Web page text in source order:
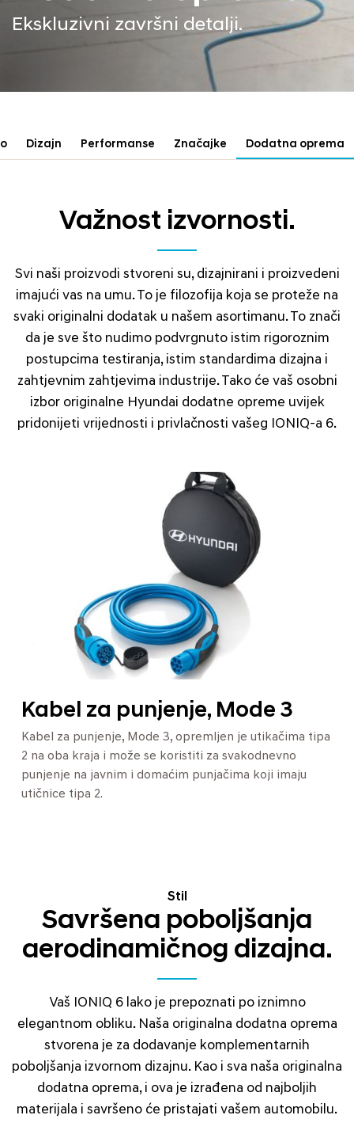
Ekskluzivni završni detalji.
Dizajn Performanse Značajke Dodatna oprema
Važnost izvornosti.
Svi naši proizvodi stvoreni su, dizajnirani i proizvedeni
imajući vas na umu. To je filozofija koja se proteže na
svaki originalni dodatak u našem asortimanu. To znači
da je sve što nudimo podvrgnuto istim rigoroznim
postupcima testiranja, istim standardima dizajna i
zahtjevnim zahtjevima industrije. Tako će vaš osobni
izbor originalne Hyundai dodatne opreme uvijek
pridonijeti vrijednosti i privlačnosti vašeg IONIQ-a 6.
Kabel za punjenje, Mode 3
Kabel za punjenje, Mode 3, opremljen je utikačima tipa
2 na oba kraja i može se koristiti za svakodnevno
punjenje na javnim i domaćim punjačima koji imaju
utičnice tipa 2.
Stil
Savršena poboljšanja
aerodinamičnog dizajna.
Vaš IONIQ 6 lako je prepoznati po iznimno
elegantnom obliku. Naša originalna dodatna oprema
stvorena je za dodavanje komplementarnih
poboljšanja izvornom dizajnu. Kao i sva naša originalna
dodatna oprema, i ova je izrađena od najboljih
materijala i savršeno će pristajati vašem automobilu.